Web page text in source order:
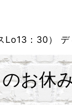
Lo13：30）
お休